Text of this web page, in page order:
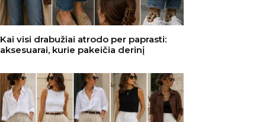
Kai visi drabužiai atrodo per paprasti:
aksesuarai, kurie pakeičia derinį